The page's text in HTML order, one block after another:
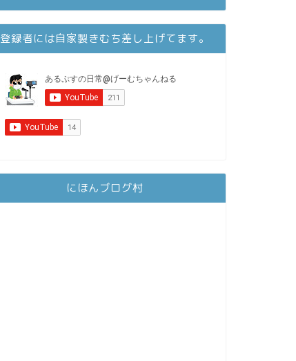
登録者には自家製きむち差し上げてます。
にほんブログ村